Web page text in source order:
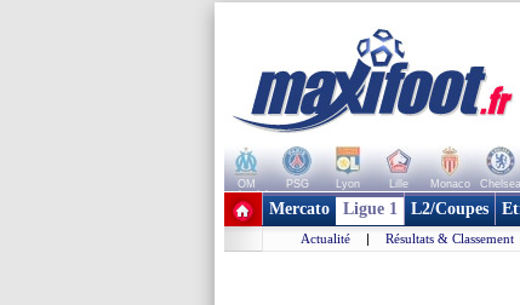
OM PSG Lyon Lille Monaco Chelsea
+ de clubs
Mercato Ligue 1 L2/Coupes
Actualité | Résultats & Classement